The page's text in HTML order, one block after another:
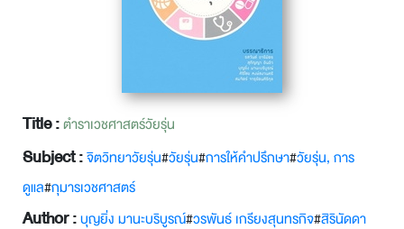
Title :ตำราเวชศาสตร์วัยรุ่น
Subject :จิตวิทยาวัยรุ่น#วัยรุ่น#การให้คำปรึกษา#วัยรุ่น, การ
ดูแล#กุมารเวชศาสตร์
Author :บุญยิ่ง มานะบริบูรณ์#วรพันธ์ เกรียงสุนทรกิจ#สิรินัดดา